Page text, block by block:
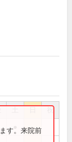
祝
す。来院前